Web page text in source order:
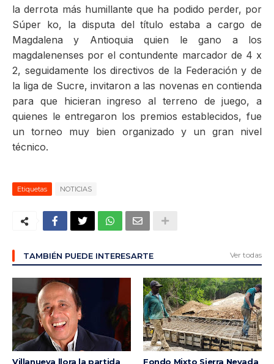
la derrota más humillante que ha podido perder, por
Súper ko, la disputa del título estaba a cargo de
Magdalena y Antioquia quien le gano a los
magdalenenses por el contundente marcador de 4 x
2, seguidamente los directivos de la Federación y de
la liga de Sucre, invitaron a las novenas en contienda
para que hicieran ingreso al terreno de juego, a
quienes le entregaron los premios establecidos, fue
un torneo muy bien organizado y un gran nivel
técnico.
Etiquetas NOTICIAS
TAMBIÉN PUEDE INTERESARTE Ver todas
Villanueva llora la partida
Fondo Mixto Sierra Nevada